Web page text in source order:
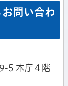
問い合わ
5 本庁４階